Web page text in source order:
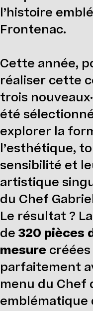
l’histoire
Frontenac.
Cette année,
réaliser cette
trois
été
explorer la
l’esthétique,
sensibilité et
artistique
du Chef
Le résultat ?
de 320 pièces
mesure
parfaitement
menu du Chef
emblématique